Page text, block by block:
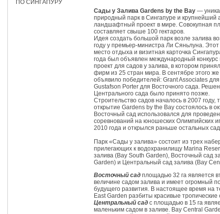
Сады у Залива Gardens by the Bay —
природный парк в Сингапуре и крупнейший
ландшафтный проект в мире. Совокупная
составляет свыше 100 гектаров.
Идея создать большой парк возле залива
году у премьер-министра Ли Сяньлуна. Этот
место отдыха и визитная карточка
года был объявлен международный
проект для садов у залива, в котором
фирм из 25 стран мира. В сентябре этого
объявило победителей: Grant Associates
Gustafson Porter для Восточного сада.
Центрального сада было принято позже.
Строительство садов началось в 2007 году,
открытие Gardens by the Bay состоялось в
Восточный сад использовался для
соревнований на юношеских Олимпийских
2010 года и открылся раньше остальных
Парк «Сады у залива» состоит из трех
прилегающих к водохранилищу Marina
залива (Bay South Garden), Восточный сад
Garden) и Центральный сад залива (Bay
Восточный сад площадью 32 га является
величине садом залива и имеет огромный
будущего развития. В настоящее время на
East Garden разбиты красивые тропические
Центральный сад с площадью в 15 га
маленьким садом в заливе. Bay Central